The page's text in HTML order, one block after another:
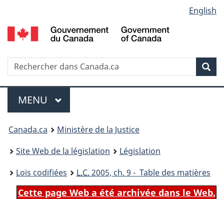
au
contenu
propos
de
la
HTML
simplifiée
selection
English
Recherche
Menu
MENU PRINCIPAL
You
are
here:
Canada.ca
Ministère de la Justice
Site Web de la législation
Législation
Lois codifiées
L.C. 2005, ch. 9 - Table des matières
Cette page Web a été archivée dans le Web.